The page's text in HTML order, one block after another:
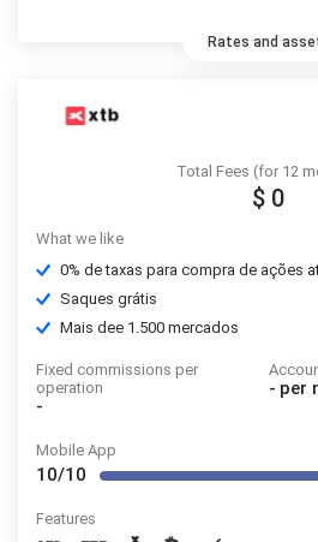
Rates and
Total Fees (for 12
$ 0
What we like
0% de taxas para compra de ações
Saques grátis
Mais dee 1.500 mercados
Fixed commissions per
operation
-
- per
Mobile App
10/10
Features